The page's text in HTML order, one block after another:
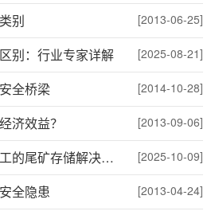
别 [2013-06-25]
别：行业专家详解 [2025-08-21]
全桥梁 [2014-10-28]
济效益？ [2013-09-06]
尾矿库：从设计到施工的尾矿存储解决方案 [2025-10-09]
全隐患 [2013-04-24]